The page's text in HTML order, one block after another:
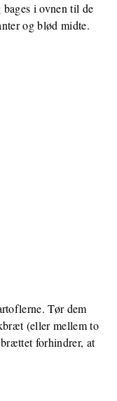
i ovnen til de
og blød midte.
Tør dem
(eller mellem to
forhindrer, at